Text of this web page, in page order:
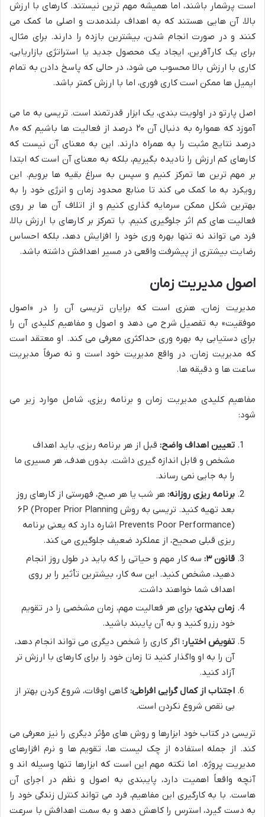
است پرشمار باشند، اما همیشه مهم ترین نیستند. کارهای با ارزش
بالا، آن هایی هستند که به اهداف بلندمدت و اصلی ما کمک می
کنند و در صورت انجام شدن، بیشترین بازده را دارند. برای مثال،
برای یک کارآفرین، ایجاد یک محصول جدید یا استراتژی بازاریابی،
کاری با ارزش بالا محسوب می شود، در حالی که پاسخ دادن به تمام
ایمیل ها ممکن است کاری فوری، اما با ارزش کمتر باشد.
اصل پارتو در اولویت بندی، یک ابزار قدرتمند است. تریسی به ما می
آموزد که همواره به دنبال آن ۲۰ درصد از فعالیت ها باشیم که ۸۰
درصد نتایج مثبت را به همراه دارند. این به معنای آن نیست که
کارهای کم ارزش را نادیده بگیریم، بلکه به معنای آن است که ابتدا
بر مهم ترین ها تمرکز کنیم و سپس به سراغ بقیه ها برویم. این
رویکرد به ما کمک می کند تا منابع محدود زمان و انرژی خود را به
بهترین شکل ممکن سرمایه گذاری کنیم و از اتلاف آن ها بر روی
فعالیت های کم اثر جلوگیری کنیم. با تمرکز بر کارهای با ارزش بالا،
فرد می تواند نه تنها بهره وری خود را افزایش دهد، بلکه احساس
رضایت بیشتری از پیشرفت واقعی در مسیر اهدافش داشته باشد.
اصول مدیریت زمان
مدیریت زمان، هنری است که برایان تریسی آن را در «اصول
موفقیت» به تفصیل شرح می دهد و اصول و مفاهیم کلیدی آن را
برای دستیابی به بهره وری حداکثری معرفی می کند. او معتقد است
که مدیریت زمان، در واقع مدیریت خود است و نه صرفاً مدیریت
ساعت ها و دقیقه ها.
مفاهیم کلیدی مدیریت زمان و برنامه ریزی، شامل موارد زیر می
شود:
تعیین اهداف واضح: قبل از هر برنامه ریزی، باید اهداف
مشخص و قابل اندازه گیری داشت. بدون هدف، هر مسیری ما
را به جایی نمی رساند.
برنامه ریزی روزانه: هر شب یا هر صبح، فهرستی از کارهای روز
بعد تهیه کنید. تریسی به روش ۶P (Proper Prior Planning
Prevents Poor Performance) اشاره دارد که یعنی برنامه
ریزی قبلی صحیح، از عملکرد ضعیف جلوگیری می کند.
قانون ۳:
سه کار مهم و حیاتی را که باید در طول روز انجام
دهید، مشخص کنید. این سه کار، بیشترین تأثیر را بر روی
اهداف شما خواهند داشت.
زمان بندی: برای هر فعالیت مهم، زمان مشخصی را در تقویم
خود رزرو کنید و به آن پایبند باشید.
تفویض اختیار: اگر کاری را شخص دیگری می تواند انجام دهد،
آن را به او واگذار کنید تا زمان خود را برای کارهای با ارزش تر
آزاد کنید.
اجتناب از کمال گرایی افراطی: گاهی اوقات، شروع کردن بهتر از
بی نقص شروع نکردن است.
تریسی در کتاب خود ابزارها و روش های مؤثر دیگری را نیز معرفی می
کند. از جمله استفاده از چک لیست ها، تقویم ها و نرم افزارهای
مدیریت پروژه. اما نکته مهم این است که ابزارها تنها وسیله اند و
آنچه واقعاً اهمیت دارد، پایبندی به اصول و نظم در اجرای آن
هاست. با به کارگیری این مفاهیم، فرد می تواند کنترل زندگی خود را
به دست گیرد، استرس را کاهش دهد و به سمت اهدافش با سرعت